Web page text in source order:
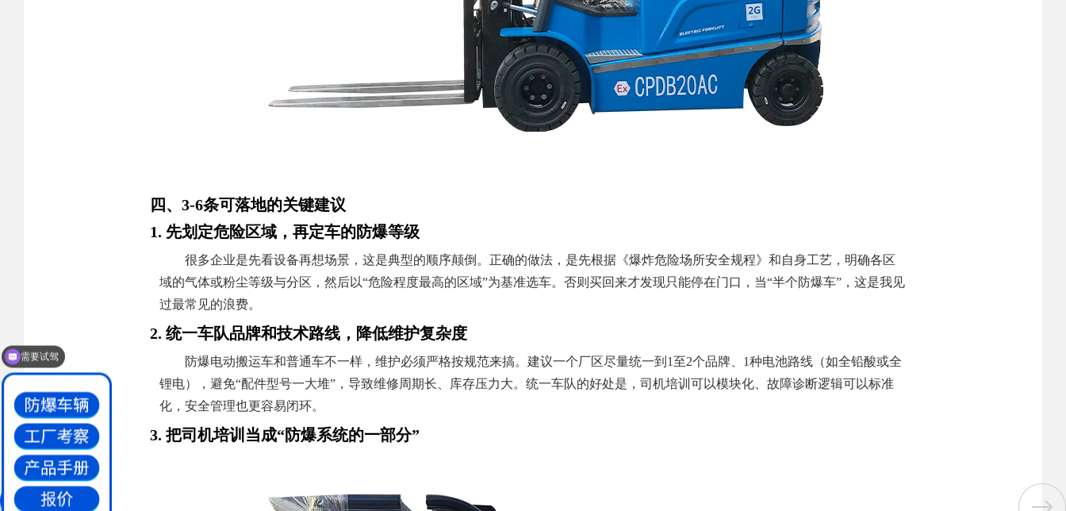
四、3-6条可落地的关键建议
1. 先划定危险区域，再定车的防爆等级
很多企业是先看设备再想场景，这是典型的顺序颠倒。正确的做法，是先根据《爆炸危险场所安全规程》和自身工艺，明确各区
域的气体或粉尘等级与分区，然后以“危险程度最高的区域”为基准选车。否则买回来才发现只能停在门口，当“半个防爆车”，这是我见
过最常见的浪费。
2. 统一车队品牌和技术路线，降低维护复杂度
防爆电动搬运车和普通车不一样，维护必须严格按规范来搞。建议一个厂区尽量统一到1至2个品牌、1种电池路线（如全铅酸或全
锂电），避免“配件型号一大堆”，导致维修周期长、库存压力大。统一车队的好处是，司机培训可以模块化、故障诊断逻辑可以标准
化，安全管理也更容易闭环。
3. 把司机培训当成“防爆系统的一部分”
需要试驾